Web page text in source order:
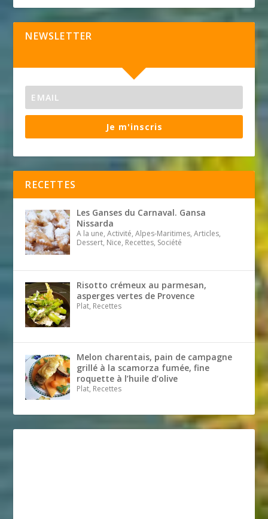
NEWSLETTER
Je m'inscris
RECETTES
Les Ganses du Carnaval. Gansa
Nissarda
A la une, Activité, Alpes-Maritimes, Articles,
Dessert, Nice, Recettes, Société
Risotto crémeux au parmesan,
asperges vertes de Provence
Plat, Recettes
Melon charentais, pain de campagne
grillé à la scamorza fumée, fine
roquette à l’huile d’olive
Plat, Recettes